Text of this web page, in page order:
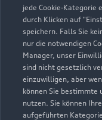
jede Cookie-Kategorie
durch Klicken auf
speichern. Falls Sie
nur die notwendigen
Manager, unser
sind nicht gesetzlich
einzuwilligen, aber
können Sie bestimmte
nutzen. Sie können
aufgeführten
Modelle
Alle Modelle
Modelle vergleichen
Kaufen &
Neuwagensuche
Service &